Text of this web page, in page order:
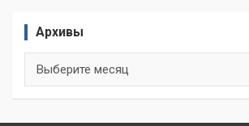
Архивы